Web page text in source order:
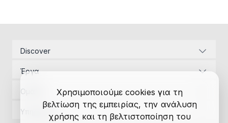
Χρησιμοποιούμε cookies για τη
βελτίωση της εμπειρίας, την ανάλυση
χρήσης και τη βελτιστοποίηση του
Discover
Ενεργειακές υποδομές
Αναπτυξιακός Νόμος
Επικοινωνία
Έργα
Μελέτες εφαρμογής
Αδειοδοτήσεις
Ομάδα
Διαχείριση Έργων
Μελέτες εφαρμογής
Υπηρεσίες